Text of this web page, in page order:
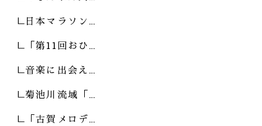
日本マラソン…
「第11回おひ…
音楽に出会え…
菊池川流域「…
「古賀メロデ…